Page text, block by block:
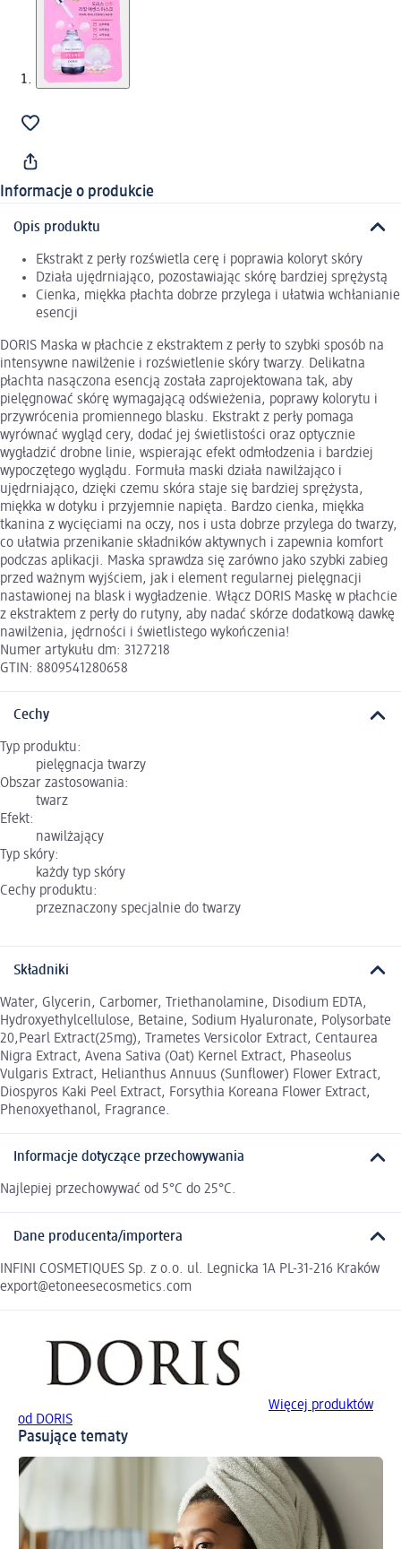
Informacje o produkcie
Opis produktu
Ekstrakt z perły rozświetla cerę i poprawia koloryt skóry
Działa ujędrniająco, pozostawiając skórę bardziej sprężystą
Cienka, miękka płachta dobrze przylega i ułatwia wchłanianie
esencji
DORIS Maska w płachcie z ekstraktem z perły to szybki sposób na
intensywne nawilżenie i rozświetlenie skóry twarzy. Delikatna
płachta nasączona esencją została zaprojektowana tak, aby
pielęgnować skórę wymagającą odświeżenia, poprawy kolorytu i
przywrócenia promiennego blasku. Ekstrakt z perły pomaga
wyrównać wygląd cery, dodać jej świetlistości oraz optycznie
wygładzić drobne linie, wspierając efekt odmłodzenia i bardziej
wypoczętego wyglądu. Formuła maski działa nawilżająco i
ujędrniająco, dzięki czemu skóra staje się bardziej sprężysta,
miękka w dotyku i przyjemnie napięta. Bardzo cienka, miękka
tkanina z wycięciami na oczy, nos i usta dobrze przylega do twarzy,
co ułatwia przenikanie składników aktywnych i zapewnia komfort
podczas aplikacji. Maska sprawdza się zarówno jako szybki zabieg
przed ważnym wyjściem, jak i element regularnej pielęgnacji
nastawionej na blask i wygładzenie. Włącz DORIS Maskę w płachcie
z ekstraktem z perły do rutyny, aby nadać skórze dodatkową dawkę
nawilżenia, jędrności i świetlistego wykończenia!
Numer artykułu dm: 3127218
GTIN: 8809541280658
Cechy
Typ produktu:
pielęgnacja twarzy
Obszar zastosowania:
twarz
Efekt:
nawilżający
Typ skóry:
każdy typ skóry
Cechy produktu:
przeznaczony specjalnie do twarzy
Składniki
Water, Glycerin, Carbomer, Triethanolamine, Disodium EDTA,
Hydroxyethylcellulose, Betaine, Sodium Hyaluronate, Polysorbate
20,Pearl Extract(25mg), Trametes Versicolor Extract, Centaurea
Nigra Extract, Avena Sativa (Oat) Kernel Extract, Phaseolus
Vulgaris Extract, Helianthus Annuus (Sunflower) Flower Extract,
Diospyros Kaki Peel Extract, Forsythia Koreana Flower Extract,
Phenoxyethanol, Fragrance.
Informacje dotyczące przechowywania
Najlepiej przechowywać od 5°C do 25°C.
Dane producenta/importera
INFINI COSMETIQUES Sp. z o.o. ul. Legnicka 1A PL-31-216 Kraków
export@etoneesecosmetics.com
Więcej produktów
od DORIS
Pasujące tematy